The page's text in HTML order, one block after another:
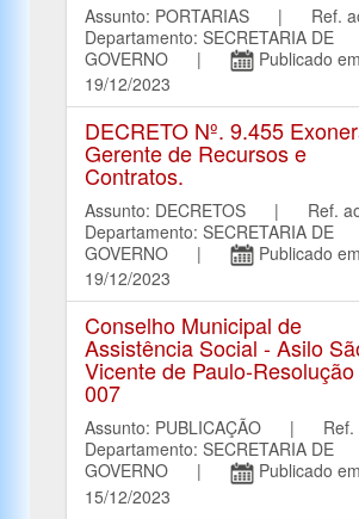
Assunto: PORTARIAS | Ref.
Departamento: SECRETARIA DE
GOVERNO |
Publicado
19/12/2023
DECRETO Nº. 9.455
Gerente de Recursos e
Contratos.
Assunto: DECRETOS | Ref.
Departamento: SECRETARIA DE
GOVERNO |
Publicado
19/12/2023
Conselho Municipal de
Assistência Social - Asilo
Vicente de Paulo-Resolução
007
Assunto: PUBLICAÇÃO | Ref.
Departamento: SECRETARIA DE
GOVERNO |
Publicado
15/12/2023